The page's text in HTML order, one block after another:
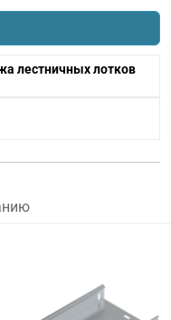
лестничных лотков